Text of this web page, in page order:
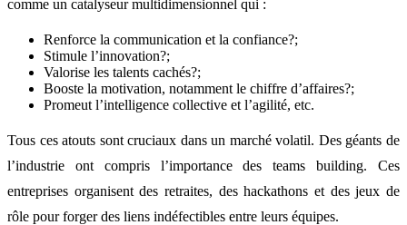
comme un catalyseur multidimensionnel qui :
Renforce la communication et la confiance?;
Stimule l’innovation?;
Valorise les talents cachés?;
Booste la motivation, notamment le chiffre d’affaires?;
Promeut l’intelligence collective et l’agilité, etc.
Tous ces atouts sont cruciaux dans un marché volatil. Des géants de
l’industrie ont compris l’importance des teams building. Ces
entreprises organisent des retraites, des hackathons et des jeux de
rôle pour forger des liens indéfectibles entre leurs équipes.